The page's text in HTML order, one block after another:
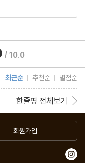
/ 10.0
최근순 추천순 별점순
한줄평 전체보기
회원가입